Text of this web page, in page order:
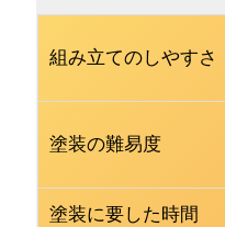
組み立てのしやすさ
塗装の難易度
塗装に要した時間